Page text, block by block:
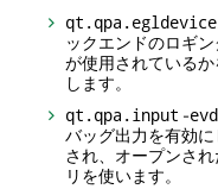
ックエンドのロギ
が使用されている
します。
qt.qpa.input -
バッグ出力を有効
され、オープンさ
リを使います。